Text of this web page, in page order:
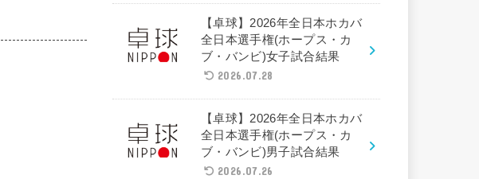
【卓球】2026年全日本ホカバ
全日本選手権(ホープス・カ
ブ・バンビ)女子試合結果
2026.07.28
【卓球】2026年全日本ホカバ
全日本選手権(ホープス・カ
ブ・バンビ)男子試合結果
2026.07.26